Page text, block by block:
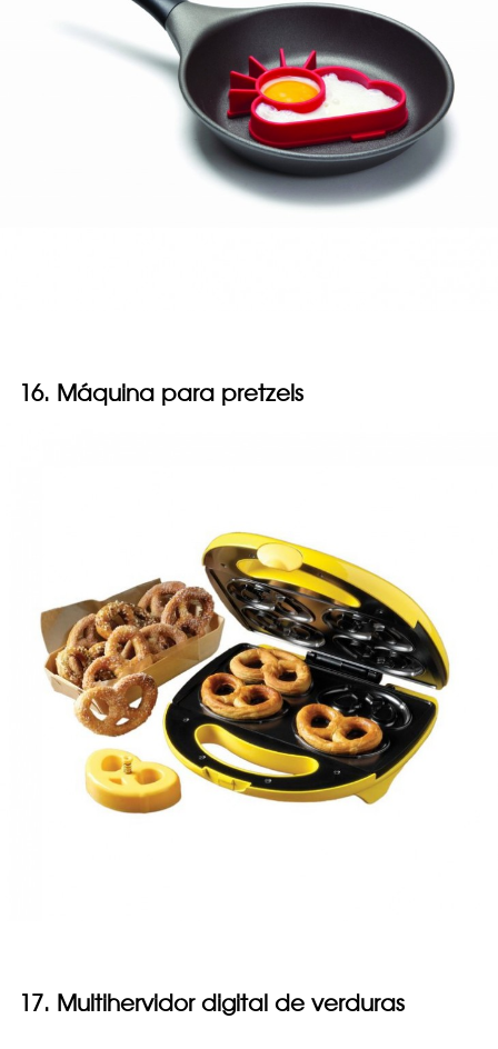
16. Máquina para pretzels
17. Multihervidor digital de verduras